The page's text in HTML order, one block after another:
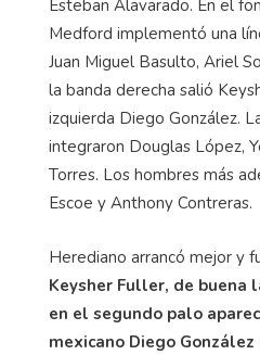
Esteban Alavarado. En el
Medford implementó una
Juan Miguel Basulto, Ariel
la banda derecha salió
izquierda Diego González.
integraron Douglas López,
Torres. Los hombres más
Escoe y Anthony Contreras.
Herediano arrancó mejor y
Keysher Fuller, de buena
en el segundo palo
mexicano Diego